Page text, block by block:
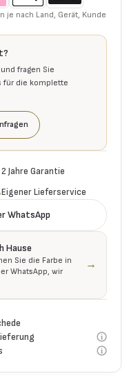
je nach Land, Gerät, Kunde
fragen Sie
für die komplette
2 Jahre Garantie
Eigener Lieferservice
WhatsApp
Hause
Sie die Farbe in
WhatsApp, wir
→